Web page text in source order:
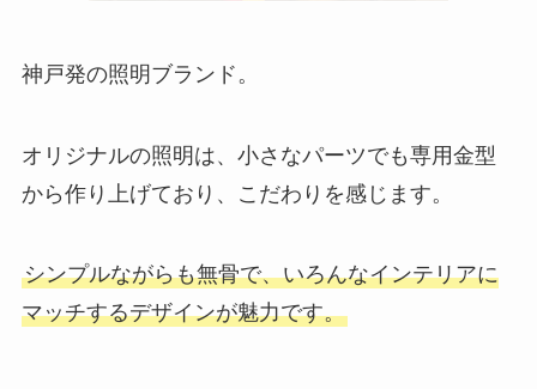
神戸発の照明ブランド。
オリジナルの照明は、小さなパーツでも専用金型
から作り上げており、こだわりを感じます。
シンプルながらも無骨で、いろんなインテリアに
マッチするデザインが魅力です。